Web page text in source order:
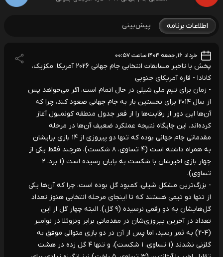
اطلاعات برنامه پیش‌بینی
خرداد ۱۶, جمعه ۱۴۰۴ ساعت ۰۰:۵۷
پخش با تاخیر مسابقات انتخابی جام جهانی 2026 آمریکا، مکزیک،
کانادا - قاره آمریکای جنوبی
- زمان برای تیم ملی شیلی در حال اتمام است، اگر می‌خواهد پس
از سال ۲۰۱۴ برای نخستین بار به جام جهانی صعود کند، چرا که
آن‌ها این دور از رقابت‌ها را از قعر جدول منطقه کونمبول آغاز
کرده‌اند. این جایگاه نتیجه عملکرد ضعیف آن‌ها در مرحله
مقدماتی جام جهانی بوده که تنها دو پیروزی از ۱۴ بازی برایشان
به همراه داشته است (۴ تساوی، ۸ شکست)، هرچند فقط یکی از
چهار بازی اخیرشان با شکست به پایان رسیده است (۱ برد، ۲
تساوی).
- بزرگ‌ترین مشکل شیلی، کمبود گل بوده است، چرا که آن‌ها یکی
از تنها دو تیمی هستند که تا اینجای مرحله انتخابی هنوز تعداد
گل‌هایشان به دو رقمی نرسیده (۹ گل). البته چهار گل از این
تعداد در آخرین پیروزی‌شان در مقدماتی برابر ونزوئلا در نوامبر
(۴-۲) به ثمر رسید، اما پس از آن در دو بازی متوالی موفق به
گلزنی نشدند (۱ تساوی، ۱ شکست)، و تنها ۴ گل زده در هشت